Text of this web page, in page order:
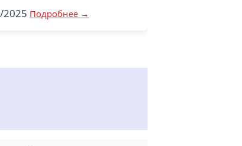
2025 Подробнее →